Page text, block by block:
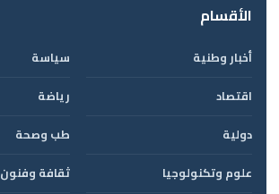
الأقسام
أخبار وطنية
سياسة
اقتصاد
رياضة
دولية
طب وصحة
علوم وتكنولوجيا
ثقافة وفنون